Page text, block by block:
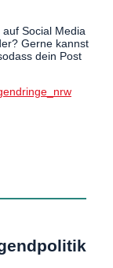
Social Media
Gerne kannst
dein Post